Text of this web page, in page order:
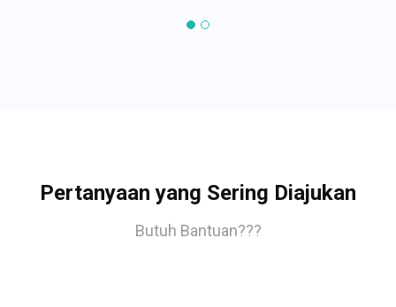
Pertanyaan yang Sering Diajukan
Butuh Bantuan???